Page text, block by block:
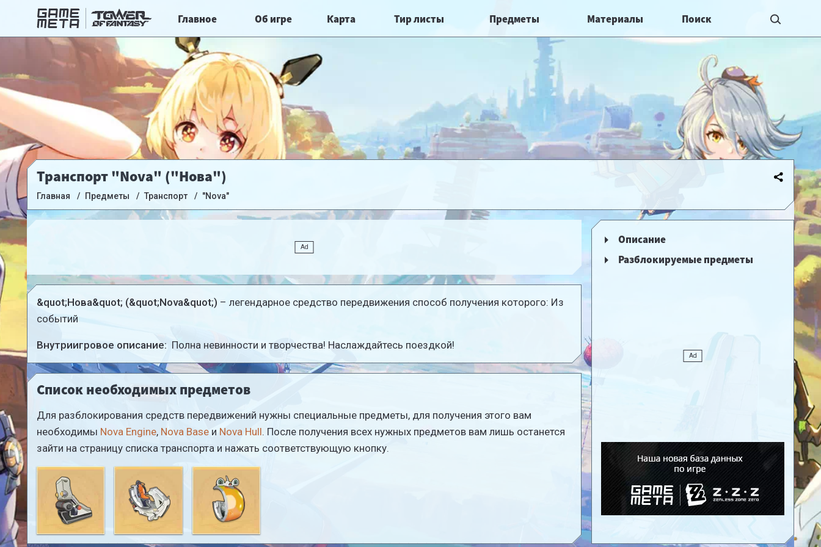
Главное Об игре Карта Тир листы Предметы Материалы
Транспорт "Nova" ("Нова")
Главная Предметы Транспорт "Nova"
&quot;Нова&quot; (&quot;Nova&quot;) – легендарное средство передвижения способ получения которого: Из
событий
Внутриигровое описание: Полна невинности и творчества! Наслаждайтесь поездкой!
Список необходимых предметов
Для разблокирования средств передвижений нужны специальные предметы, для получения этого вам
необходимы Nova Engine, Nova Base и Nova Hull. После получения всех нужных предметов вам лишь останется
зайти на страницу списка транспорта и нажать соответствующую кнопку.
Nova Engine Nova Base Nova Hull
Описание
Разблокируемые предметы